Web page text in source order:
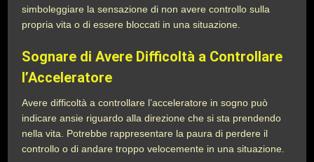
simboleggiare la sensazione di non avere controllo sulla
propria vita o di essere bloccati in una situazione.
Sognare di Avere Difficoltà a Controllare
l’Acceleratore
Avere difficoltà a controllare l’acceleratore in sogno può
indicare ansie riguardo alla direzione che si sta prendendo
nella vita. Potrebbe rappresentare la paura di perdere il
controllo o di andare troppo velocemente in una situazione.